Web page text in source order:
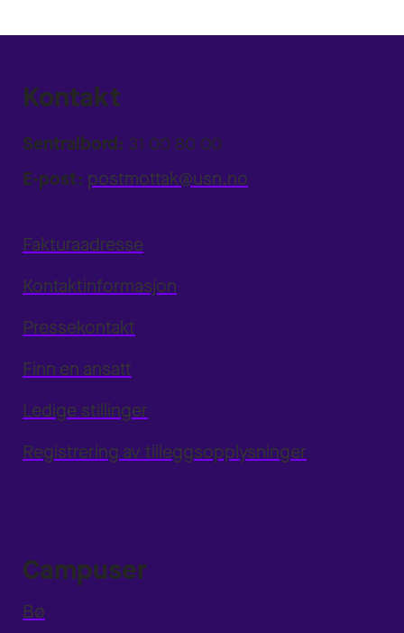
Kontakt
Sentralbord: 31 00 80 00
E-post: postmottak@usn.no
Fakturaadresse
Kontaktinformasjon
Pressekontakt
Finn en ansatt
Ledige stillinger
Registrering av tilleggsopplysninger
Campuser
Bø